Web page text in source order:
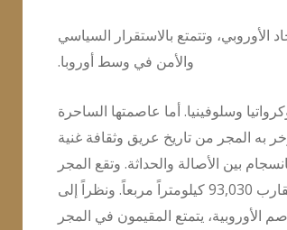
وتتمتع بالاستقرار السياسي
والأمن في وسط أوروبا.
وسلوفينيا. أما عاصمتها الساحرة
به المجر من تاريخ عريق وثقافة غنية
بين الأصالة والحداثة. وتقع المجر
في موقع استراتيجي داخل حوض الكاربات، وتمتد على مساحة تقارب 93,030 كيلومتراً مربعاً. ونظراً إلى
معظم العواصم الأوروبية، يتمتع المقيمون في المجر